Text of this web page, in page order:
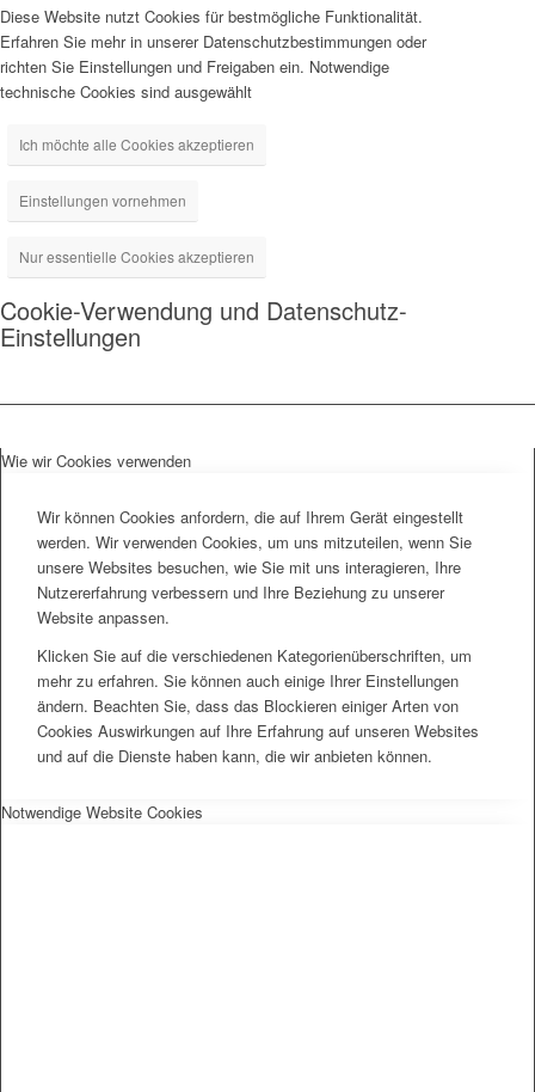
Diese Website nutzt Cookies für bestmögliche Funktionalität.
Erfahren Sie mehr in unserer Datenschutzbestimmungen oder
richten Sie Einstellungen und Freigaben ein. Notwendige
technische Cookies sind ausgewählt
Ich möchte alle Cookies akzeptieren
Einstellungen vornehmen
Nur essentielle Cookies akzeptieren
Cookie-Verwendung und Datenschutz-
Einstellungen
Wie wir Cookies verwenden
Wir können Cookies anfordern, die auf Ihrem Gerät eingestellt
werden. Wir verwenden Cookies, um uns mitzuteilen, wenn Sie
unsere Websites besuchen, wie Sie mit uns interagieren, Ihre
Nutzererfahrung verbessern und Ihre Beziehung zu unserer
Website anpassen.
Klicken Sie auf die verschiedenen Kategorienüberschriften, um
mehr zu erfahren. Sie können auch einige Ihrer Einstellungen
ändern. Beachten Sie, dass das Blockieren einiger Arten von
Cookies Auswirkungen auf Ihre Erfahrung auf unseren Websites
und auf die Dienste haben kann, die wir anbieten können.
Notwendige Website Cookies